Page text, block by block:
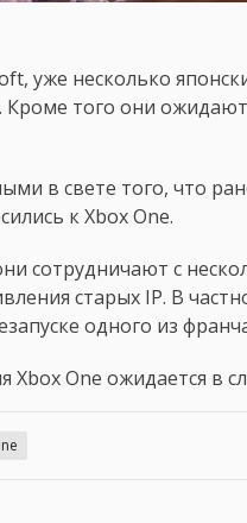
уже несколько
. Кроме того они
в свете того, что
к Xbox One.
сотрудничают с
старых IP. В
одного из
Xbox One ожидается в